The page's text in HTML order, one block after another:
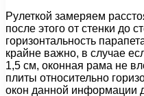
Рулеткой замеряем
после этого от стенки до
горизонтальность
крайне важно, в случае
1,5 см, оконная рама не
плиты относительно
окон данной информации